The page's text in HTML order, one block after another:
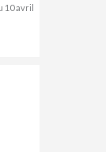
10 avril